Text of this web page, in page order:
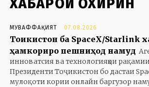
ХАБАРҲОИ ОХИРИН
МУВАФФАҚИЯТ 07.08.2026
Тоҷикистон ба SpaceX/Starlink
ҳамкориро пешниҳод намуд
инноватсия ва технологияҳои
Президенти Тоҷикистон бо дастаи
мулоқоти кории онлайн баргузор